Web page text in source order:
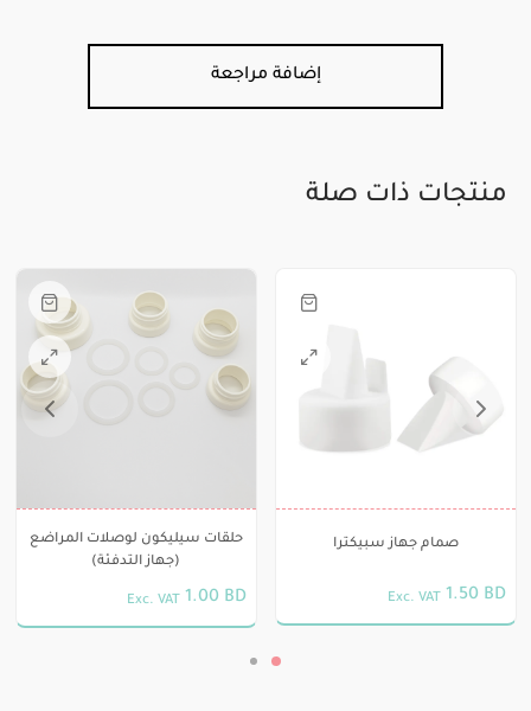
إضافة مراجعة
منتجات ذات صلة
صمام جهاز سبيكترا
1.50 BD
Exc. VAT
هناك
العديد
من
لهذا
المنتج.
حلقات سيليكون لوصلات المراضع
(جهاز التدفئة)
1.00 BD
Exc. VAT
هناك